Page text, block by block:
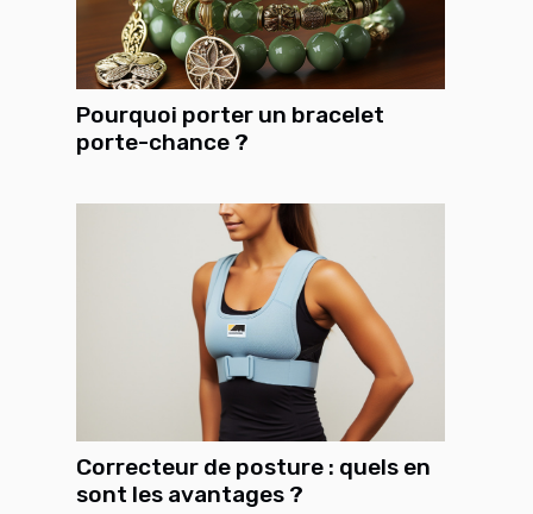
Pourquoi porter un bracelet
porte-chance ?
Correcteur de posture : quels en
sont les avantages ?